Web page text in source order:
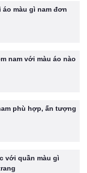
màu gì nam đơn
nam với màu áo nào
phù hợp, ấn tượng
với quần màu gì